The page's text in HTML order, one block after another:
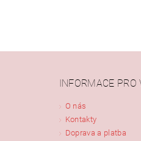
INFORMACE PRO
O nás
Kontakty
Doprava a platba